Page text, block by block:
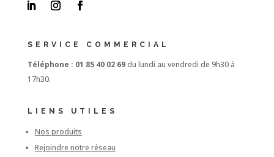
SERVICE COMMERCIAL
Téléphone : 01 85 40 02 69du lundi au vendredi de 9h30 à
17h30.
LIENS UTILES
Nos produits
Rejoindre notre réseau